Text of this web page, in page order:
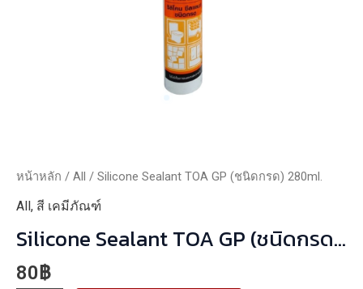
หน้าหลัก / All / Silicone Sealant TOA GP (ชนิดกรด) 280ml.
All, สี เคมีภัณฑ์
Silicone Sealant TOA GP (ชนิดกรด)
280ml.
80฿